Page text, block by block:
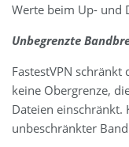
Werte beim Up- und
Unbegrenzte
FastestVPN
keine Obergrenze,
Dateien
unbeschränkter